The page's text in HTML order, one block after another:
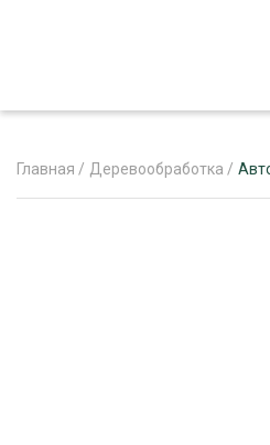
Главная / Деревообработка /